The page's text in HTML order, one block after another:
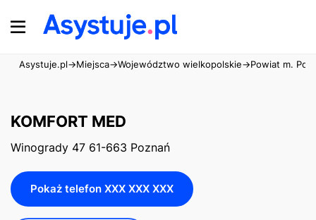
Asystuje.pl→Miejsca→Województwo wielkopolskie→Powiat m.
KOMFORT MED
Winogrady 47 61-663 Poznań
Pokaż telefon XXX XXX XXX